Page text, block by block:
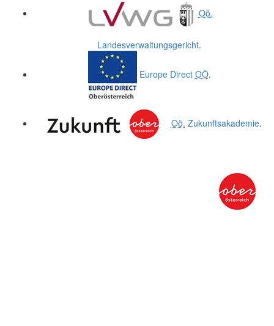
Oö.
Landesverwaltungsgericht.
Europe Direct OÖ.
Oö. Zukunftsakademie.